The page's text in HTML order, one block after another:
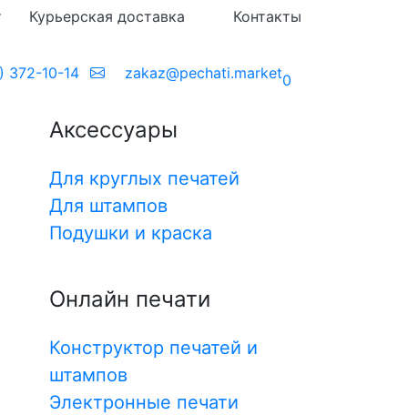
Курьерская доставка Контакты
372-10-14 zakaz@pechati.market0
Аксессуары
Для круглых печатей
Для штампов
Подушки и краска
Онлайн печати
Конструктор печатей и
штампов
Электронные печати
"Одобрено! Ереси нет""
11.08.2026
После 11:00